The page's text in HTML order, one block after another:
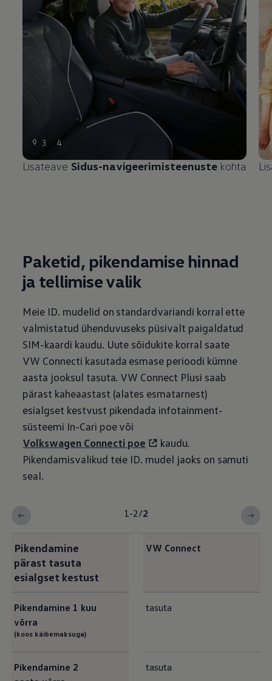
9 3 4
Lisateave Sidus-navigeerimisteenustekohta
Paketid, pikendamise hinnad
ja tellimise valik
Meie ID. mudelid on standardvariandi korral ette
valmistatud ühenduvuseks püsivalt paigaldatud
SIM-kaardi kaudu. Uute sõidukite korral saate
VW Connecti kasutada esmase perioodi kümne
aasta jooksul tasuta. VW Connect Plusi saab
pärast kaheaastast (alates esmatarnest)
esialgset kestvust pikendada infotainment-
süsteemi In-Cari poe või
VolkswagenConnecti poe
kaudu.
Pikendamisvalikud teie ID. mudel jaoks on samuti
seal.
1-2/2
Pikendamine
pärast tasuta
esialgset kestust
VW Connect
Pikendamine 1 kuu
võrra
(koos käibemaksuga)
tasuta
Pikendamine 2
tasuta